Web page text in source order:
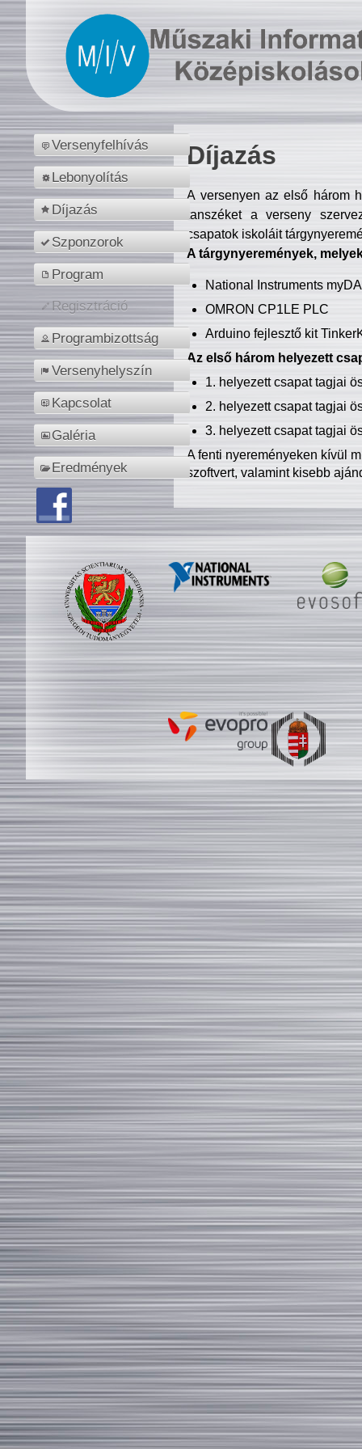
Versenyfelhívás
Lebonyolítás
Díjazás
Szponzorok
Program
Regisztráció
Programbizottság
Versenyhelyszín
Kapcsolat
Galéria
Eredmények
Díjazás
A versenyen az első három
tanszéket a verseny
csapatok iskoláit
A tárgynyeremények,
National Instruments
OMRON CP1LE PLC
Arduino fejlesztő kit
Az első három helyezett
1. helyezett csapat tagjai
2. helyezett csapat tagjai
3. helyezett csapat tagjai
A fenti nyereményeken kívül
szoftvert, valamint kisebb